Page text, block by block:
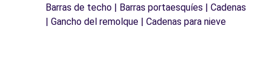
Barras de techo | Barras portaesquíes | Cadenas
| Gancho del remolque | Cadenas para nieve